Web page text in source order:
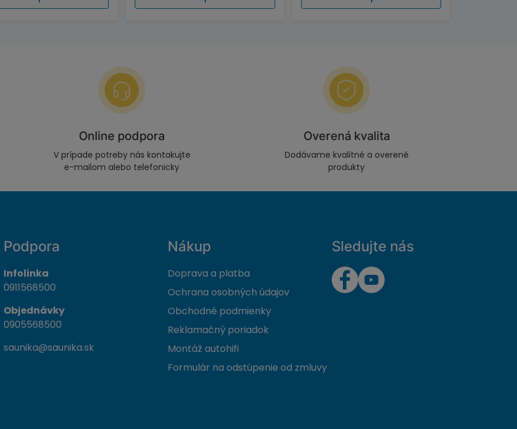
Online podpora
V prípade potreby nás kontakujte
e-mailom alebo telefonicky
Overená kvalita
Dodávame kvalitné a overené
produkty
Podpora
Infolinka
0911568500
Objednávky
0905568500
saunika@saunika.sk
Nákup
Doprava a platba
Ochrana osobných údajov
Obchodné podmienky
Reklamačný poriadok
Montáž autohifi
Formulár na odstúpenie od zmluvy
Sledujte nás